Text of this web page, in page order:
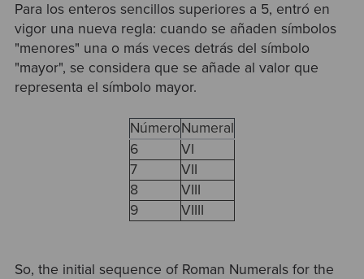
Para los enteros sencillos superiores a 5, entró en
vigor una nueva regla: cuando se añaden símbolos
"menores" una o más veces detrás del símbolo
"mayor", se considera que se añade al valor que
representa el símbolo mayor.
NúmeroNumeral
6
VI
7
VII
8
VIII
9
VIIII
So, the initial sequence of Roman Numerals for the